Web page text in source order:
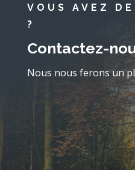
VOUS AVEZ
?
Contactez-
Nous nous ferons un